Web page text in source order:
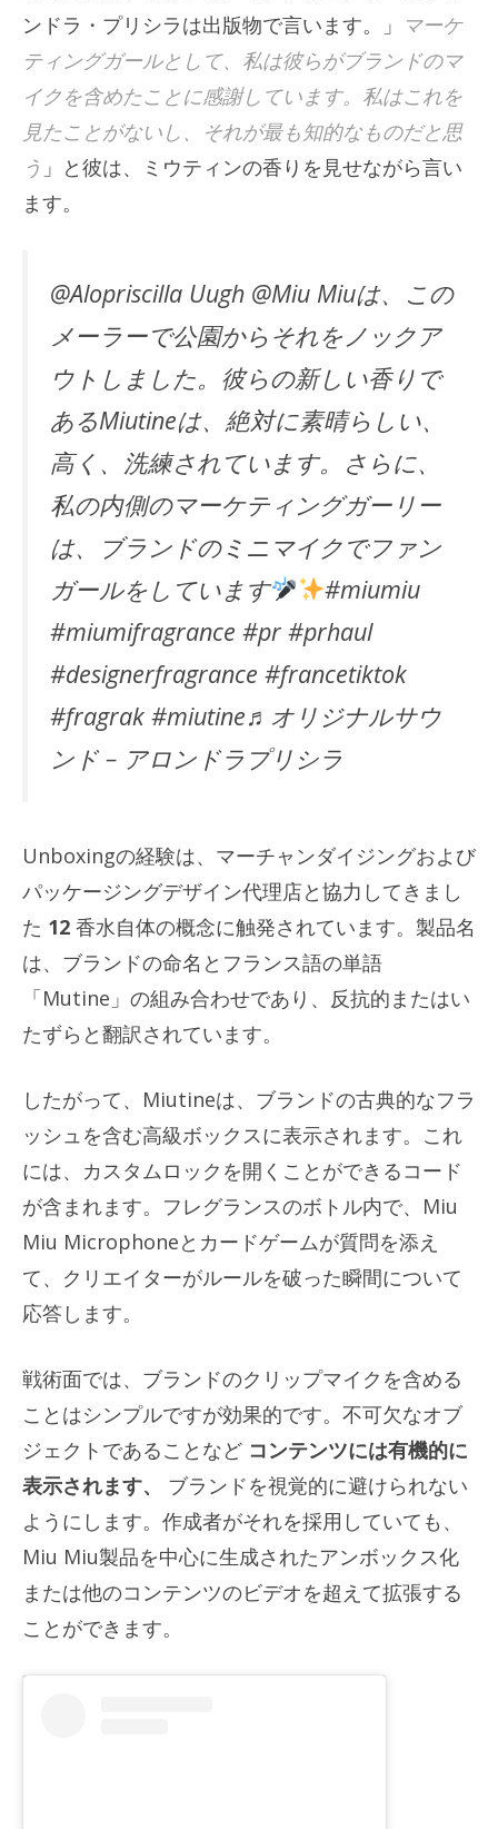
ンドラ・プリシラは出版物で言います。」 マーケ
ティングガールとして、私は彼らがブランドのマ
イクを含めたことに感謝しています。私はこれを
見たことがないし、それが最も知的なものだと思
う 」と彼は、ミウティンの香りを見せながら言い
ます。
@Alopriscilla Uugh @Miu Miuは、この
メーラーで公園からそれをノックア
ウトしました。彼らの新しい香りで
あるMiutineは、絶対に素晴らしい、
高く、洗練されています。さらに、
私の内側のマーケティングガーリー
は、ブランドのミニマイクでファン
ガールをしています
#miumiu
#miumifragrance #pr #prhaul
#designerfragrance #francetiktok
#fragrak #miutine♬オリジナルサウ
ンド – アロンドラプリシラ
Unboxingの経験は、マーチャンダイジングおよび
パッケージングデザイン代理店と協力してきまし
た 12 香水自体の概念に触発されています。製品名
は、ブランドの命名とフランス語の単語
「Mutine」の組み合わせであり、反抗的またはい
たずらと翻訳されています。
したがって、Miutineは、ブランドの古典的なフラ
ッシュを含む高級ボックスに表示されます。これ
には、カスタムロックを開くことができるコード
が含まれます。フレグランスのボトル内で、Miu
Miu Microphoneとカードゲームが質問を添え
て、クリエイターがルールを破った瞬間について
応答します。
戦術面では、ブランドのクリップマイクを含める
ことはシンプルですが効果的です。不可欠なオブ
ジェクトであることなど コンテンツには有機的に
表示されます、
ブランドを視覚的に避けられない
ようにします。作成者がそれを採用していても、
Miu Miu製品を中心に生成されたアンボックス化
または他のコンテンツのビデオを超えて拡張する
ことができます。